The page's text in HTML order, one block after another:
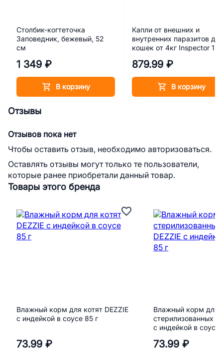
Столбик-когтеточка
Заповедник, бежевый, 52
см
1 349 ₽
В корзину
Капли от внешних и
внутренних паразитов
кошек от 4кг Inspector 1
879.99 ₽
В корзину
Товары этого бренда
Влажный корм для котят DEZZIE
с индейкой в соусе 85 г
73.99 ₽
Влажный корм для
стерилизованных
с индейкой в соусе
73.99 ₽
Отзывы
Отзывов пока нет
Чтобы оставить отзыв, необходимо авторизоваться.
Оставлять отзывы могут только те пользователи,
которые ранее приобретали данный товар.